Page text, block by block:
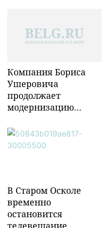
Компания Бориса
Ушеровича
продолжает
модернизацию
инфраструктуры в
Забайкалье
В Старом Осколе
временно
остановится